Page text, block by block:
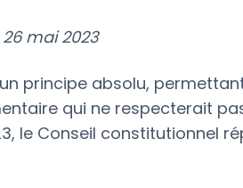
mai 2023
principe absolu,
qui ne respecterait
le Conseil constitutionnel